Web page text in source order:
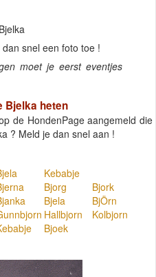
snel een foto toe !
moet je eerst eventjes
Bjelka heten
de HondenPage aangemeld die
? Meld je dan snel aan !
Kebabje
Bjorg
Bjork
Bjela
BjÖrn
Hallbjorn
Kolbjorn
Bjoek